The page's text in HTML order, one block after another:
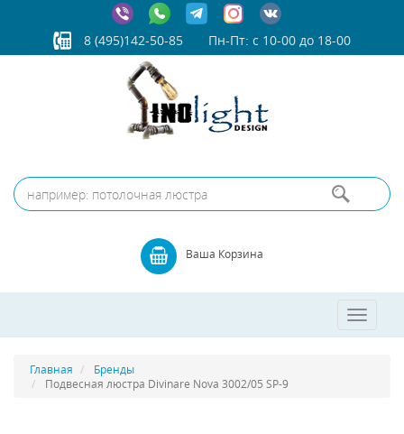
8 (495)142-50-85 Пн-Пт: с 10-00 до 18-00
Ваша Корзина
Toggle
Главная
Бренды
Подвесная люстра Divinare Nova 3002/05 SP-9